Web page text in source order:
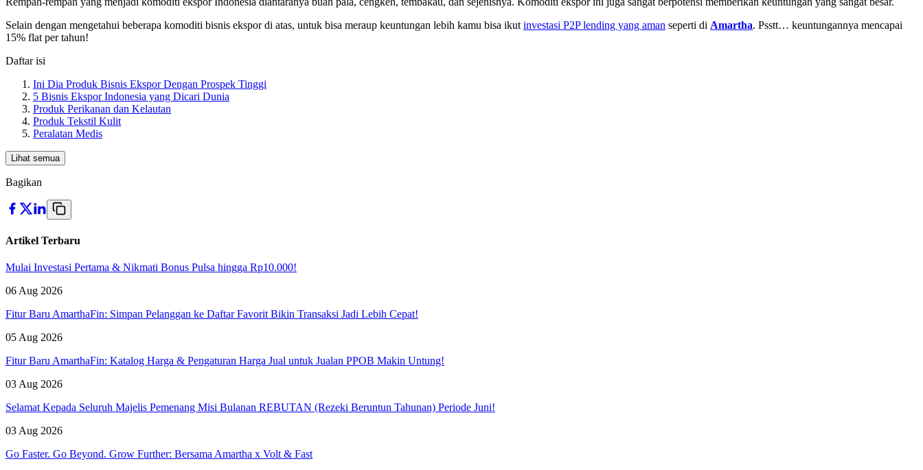
Selain dengan mengetahui beberapa komoditi bisnis ekspor di atas, untuk bisa meraup keuntungan lebih kamu bisa ikut investasi P2P lending yang aman seperti di Amartha. Psstt… keuntungannya mencapai
15% flat per tahun!
Daftar isi
Ini Dia Produk Bisnis Ekspor Dengan Prospek Tinggi
5 Bisnis Ekspor Indonesia yang Dicari Dunia
Produk Perikanan dan Kelautan
Produk Tekstil Kulit
Peralatan Medis
Lihat semua
Bagikan
Artikel Terbaru
Mulai Investasi Pertama & Nikmati Bonus Pulsa hingga Rp10.000!
06 Aug 2026
Fitur Baru AmarthaFin: Simpan Pelanggan ke Daftar Favorit Bikin Transaksi Jadi Lebih Cepat!
05 Aug 2026
Fitur Baru AmarthaFin: Katalog Harga & Pengaturan Harga Jual untuk Jualan PPOB Makin Untung!
03 Aug 2026
Selamat Kepada Seluruh Majelis Pemenang Misi Bulanan REBUTAN (Rezeki Beruntun Tahunan) Periode Juni!
03 Aug 2026
Go Faster. Go Beyond. Grow Further: Bersama Amartha x Volt & Fast